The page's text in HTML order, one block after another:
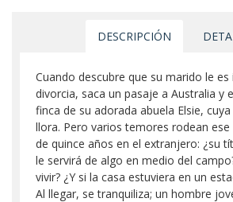
DESCRIPCIÓN
Cuando descubre que su marido le es
divorcia, saca un pasaje a Australia y
finca de su adorada abuela Elsie,
llora. Pero varios temores rodean ese
de quince años en el extranjero: ¿su
le servirá de algo en medio del
vivir? ¿Y si la casa estuviera en un
Al llegar, se tranquiliza; un hombre